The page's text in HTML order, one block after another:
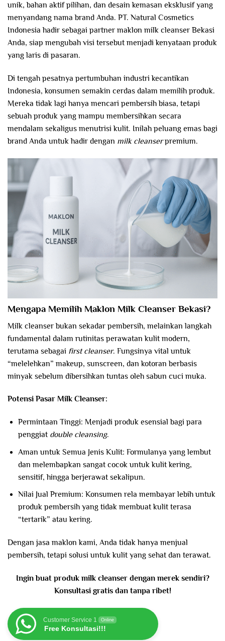
unik, bahan aktif pilihan, dan desain kemasan eksklusif yang
menyandang nama brand Anda. PT. Natural Cosmetics
Indonesia hadir sebagai partner maklon milk cleanser Bekasi
Anda, siap mengubah visi tersebut menjadi kenyataan produk
yang laris di pasaran.
Di tengah pesatnya pertumbuhan industri kecantikan
Indonesia, konsumen semakin cerdas dalam memilih produk.
Mereka tidak lagi hanya mencari pembersih biasa, tetapi
sebuah produk yang mampu membersihkan secara
mendalam sekaligus menutrisi kulit. Inilah peluang emas bagi
brand Anda untuk hadir dengan milk cleanserpremium.
Mengapa Memilih Maklon Milk Cleanser Bekasi?
Milk cleanser bukan sekadar pembersih, melainkan langkah
fundamental dalam rutinitas perawatan kulit modern,
terutama sebagai first cleanser. Fungsinya vital untuk
“melelehkan” makeup, sunscreen, dan kotoran berbasis
minyak sebelum dibersihkan tuntas oleh sabun cuci muka.
Potensi Pasar Milk Cleanser:
Permintaan Tinggi: Menjadi produk esensial bagi para
penggiat double cleansing.
Aman untuk Semua Jenis Kulit: Formulanya yang lembut
dan melembapkan sangat cocok untuk kulit kering,
sensitif, hingga berjerawat sekalipun.
Nilai Jual Premium: Konsumen rela membayar lebih untuk
produk pembersih yang tidak membuat kulit terasa
“tertarik” atau kering.
Dengan jasa maklon kami, Anda tidak hanya menjual
pembersih, tetapi solusi untuk kulit yang sehat dan terawat.
Ingin buat produk milk cleanser dengan merek sendiri?
Konsultasi gratis dan tanpa ribet!
Customer Service 1 Online
Free Konsultasi!!!